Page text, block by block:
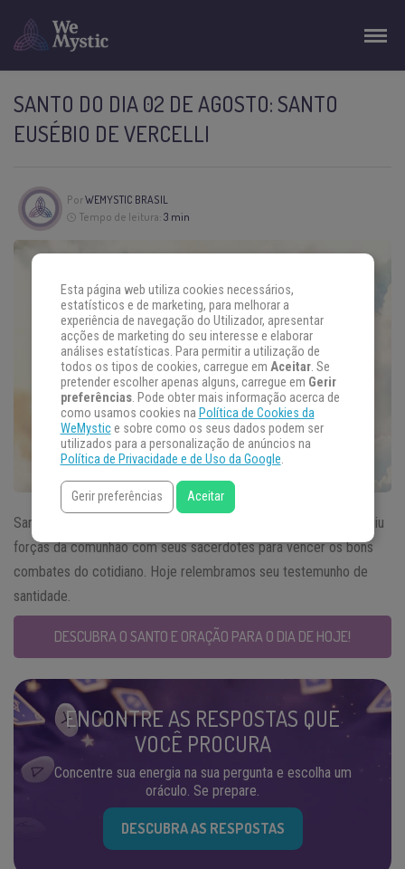
SANTO DO DIA 02 DE AGOSTO: SANTO
EUSÉBIO DE VERCELLI
PorWEMYSTIC BRASIL
Tempo de leitura: 3 min
Santo Eusébio de Vercelli,
02 de agosto, conseguiu
forças da comunhão com seus sacerdotes para vencer os bons
combates do cotidiano. Hoje relembramos seu testemunho de
santidade.
DESCUBRA O SANTO E ORAÇÃO PARA O DIA DE HOJE!
ENCONTRE AS RESPOSTAS QUE
VOCÊ PROCURA
Concentre sua energia na sua pergunta e escolha um
oráculo. Se prepare.
DESCUBRA AS RESPOSTAS
Esta página web utiliza cookies necessários,
estatísticos e de marketing, para melhorar a
experiência de navegação do Utilizador, apresentar
acções de marketing do seu interesse e elaborar
análises estatísticas. Para permitir a utilização de
todos os tipos de cookies, carregue em Aceitar. Se
pretender escolher apenas alguns, carregue em Gerir
preferências. Pode obter mais informação acerca de
como usamos cookies na Política de Cookies da
WeMystice sobre como os seus dados podem ser
utilizados para a personalização de anúncios na
Política de Privacidade e de Uso da Google.
Gerir preferências Aceitar